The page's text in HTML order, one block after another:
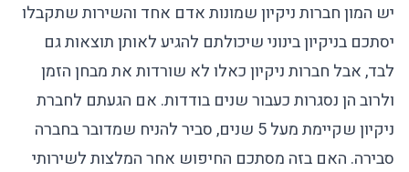
יש המון חברות ניקיון שמונות אדם אחד והשירות שתקבלו
יסתכם בניקיון בינוני שיכולתם להגיע לאותן תוצאות גם
לבד, אבל חברות ניקיון כאלו לא שורדות את מבחן הזמן
ולרוב הן נסגרות כעבור שנים בודדות. אם הגעתם לחברת
ניקיון שקיימת מעל 5 שנים, סביר להניח שמדובר בחברה
סבירה. האם בזה מסתכם החיפוש אחר המלצות לשירותי